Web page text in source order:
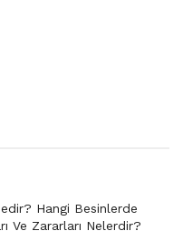
Hangi Besinlerde
Ve Zararları Nelerdir?